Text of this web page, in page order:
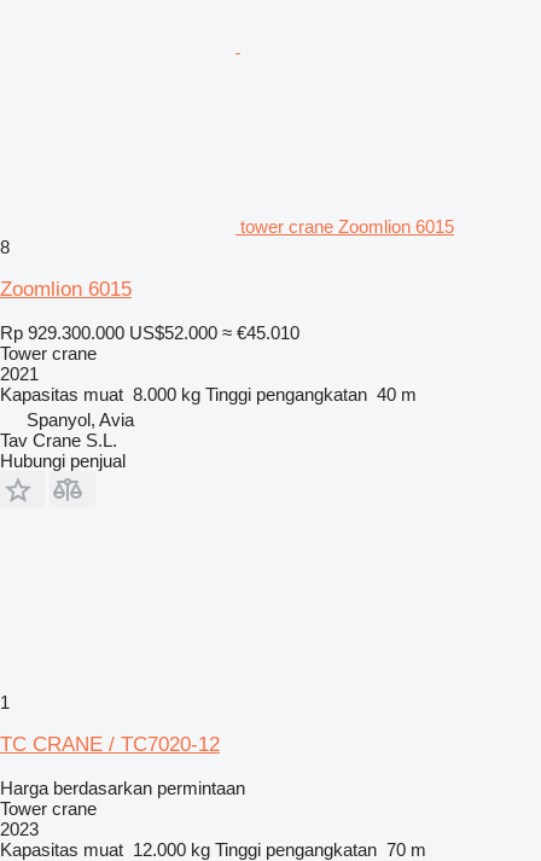
tower crane Zoomlion 6015
8
Zoomlion 6015
Rp 929.300.000 US$52.000 ≈ €45.010
Tower crane
2021
Kapasitas muat 8.000 kg Tinggi pengangkatan 40 m
Spanyol, Avia
Tav Crane S.L.
Hubungi penjual
1
TC CRANE / TC7020-12
Harga berdasarkan permintaan
Tower crane
2023
Kapasitas muat 12.000 kg Tinggi pengangkatan 70 m